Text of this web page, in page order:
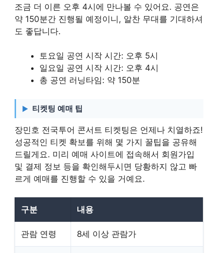
조금 더 이른 오후 4시에 만나볼 수 있어요. 공연은
약 150분간 진행될 예정이니, 알찬 무대를 기대하셔
도 좋답니다.
토요일 공연 시작 시간: 오후 5시
일요일 공연 시작 시간: 오후 4시
총 공연 러닝타임: 약 150분
티켓팅 예매 팁
장민호 전국투어 콘서트 티켓팅은 언제나 치열하죠!
성공적인 티켓 확보를 위해 몇 가지 꿀팁을 공유해
드릴게요. 미리 예매 사이트에 접속해서 회원가입
및 결제 정보 등을 확인해두시면 당황하지 않고 빠
르게 예매를 진행할 수 있을 거예요.
구분 내용
관람 연령 8세 이상 관람가